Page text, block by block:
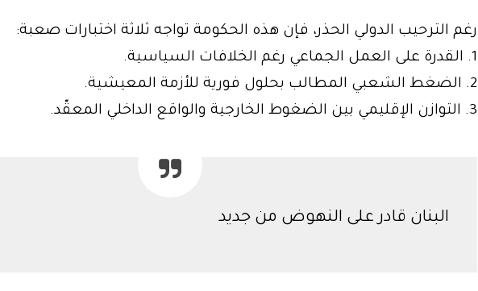
رغم الترحيب الدولي الحذر، فإن هذه الحكومة تواجه ثلاثة اختبارات صعبة:
1. القدرة على العمل الجماعي رغم الخلافات السياسية.
2. الضغط الشعبي المطالب بحلول فورية للأزمة المعيشية.
3. التوازن الإقليمي بين الضغوط الخارجية والواقع الداخلي المعقّد.
البنان قادر على النهوض من جديد